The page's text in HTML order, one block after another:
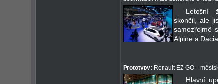
Letošní
skončil, ale
samozřejmě
Alpine a
Prototypy: Renault EZ-GO –
Hlavní